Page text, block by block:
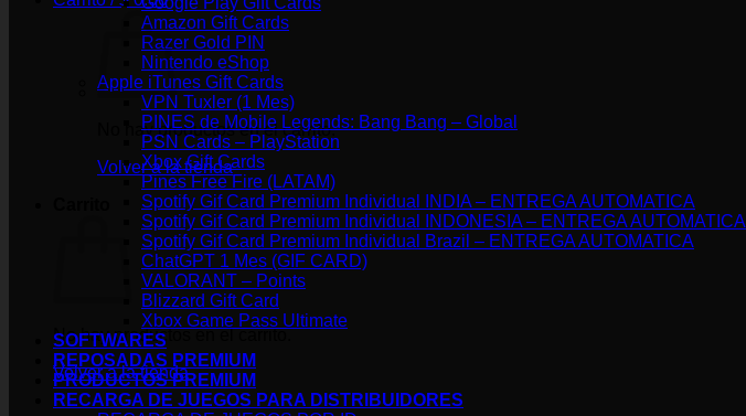
No hay productos en el carrito.
Volver a la tienda
No hay productos en el carrito.
Volver a la tienda
Amazon Gift Cards
Razer Gold PIN
Nintendo eShop
Apple iTunes Gift Cards
VPN Tuxler (1 Mes)
PINES de Mobile Legends: Bang Bang – Global
PSN Cards – PlayStation
Xbox Gift Cards
Pines Free Fire (LATAM)
Spotify Gif Card Premium Individual INDIA – ENTREGA AUTOMATICA
Spotify Gif Card Premium Individual INDONESIA – ENTREGA AUTOMATICA
Spotify Gif Card Premium Individual Brazil – ENTREGA AUTOMATICA
ChatGPT 1 Mes (GIF CARD)
VALORANT – Points
Blizzard Gift Card
Xbox Game Pass Ultimate
SOFTWARES
REPOSADAS PREMIUM
PRODUCTOS PREMIUM
RECARGA DE JUEGOS PARA DISTRIBUIDORES